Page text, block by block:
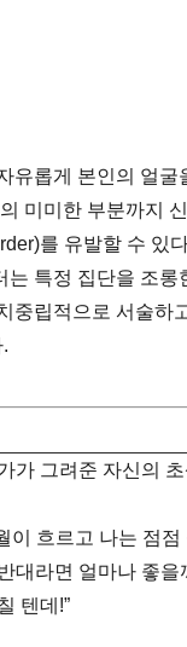
롭게 본인의 얼굴
미미한 부분까지
를 유발할 수 있
특정 집단을 조롱
중립적으로 서술하
가 그려준 자신의
이 흐르고 나는 점
대라면 얼마나 좋을
텐데!”